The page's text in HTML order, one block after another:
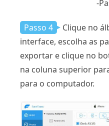
-
Passo 4
Clique no
interface, escolha as
exportar e clique no
na coluna superior
para o computador.